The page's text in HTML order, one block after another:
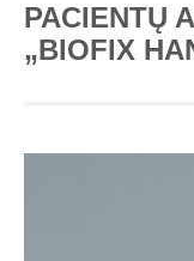
PACIENTŲ
„BIOFIX